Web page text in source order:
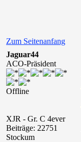
Zum Seitenanfang
Jaguar44
ACO-Präsident
Offline
XJR - Gr. C 4ever
Beiträge: 22751
Stockum